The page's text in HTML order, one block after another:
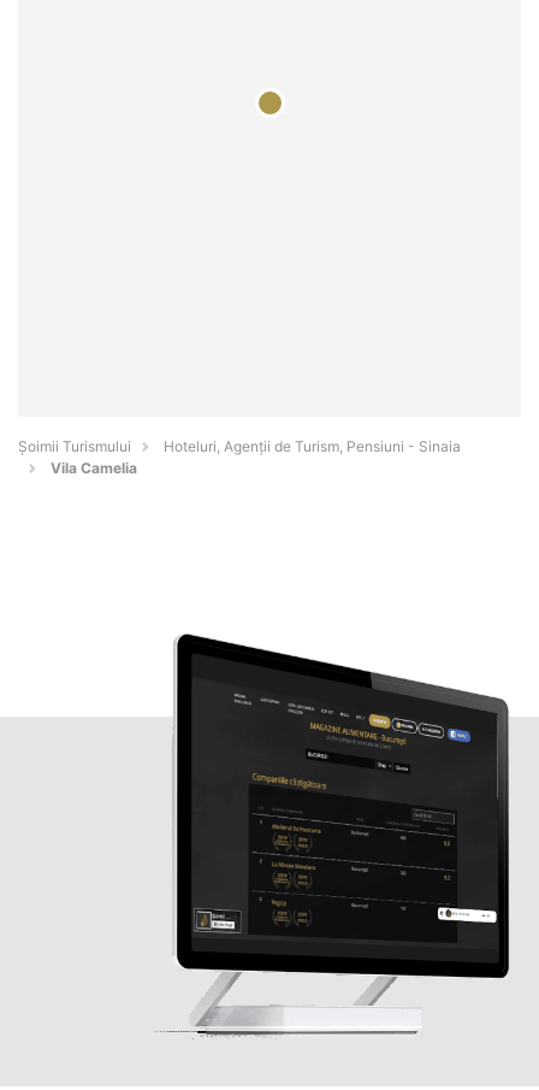
Șoimii Turismului
Hoteluri, Agenții de Turism, Pensiuni - Sinaia
Vila Camelia